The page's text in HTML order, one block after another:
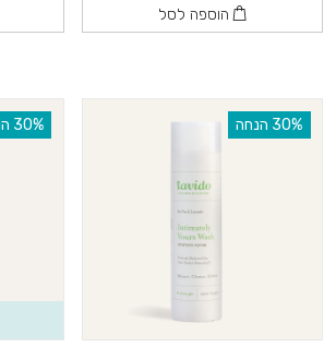
הוספה לסל
‫30% הנחה ‫30% הנחה